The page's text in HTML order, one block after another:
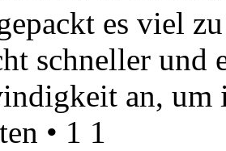
es viel
schneller und
an, um
• 1 1